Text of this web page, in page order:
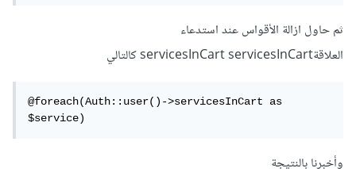
ثم حاول ازالة الأقواس عند استدعاء
العلاقةservicesInCart servicesInCart كالتالي
@foreach(Auth::user()->servicesInCart as
$service)
وأخبرنا بالنتيجة